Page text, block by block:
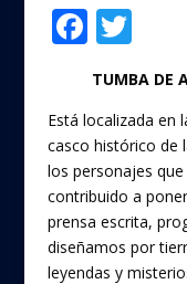
F
ac
e
b
o
o
k
T
itt
er
TUMBA DE
Está localizada en
casco histórico de
los personajes
contribuido a
prensa escrita,
diseñamos por
leyendas y